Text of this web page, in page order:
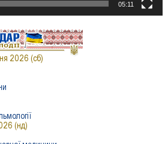
05:11